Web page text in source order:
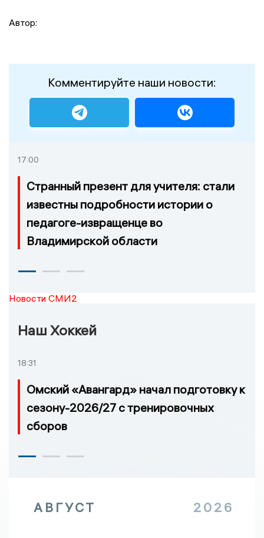
Автор:
Комментируйте наши новости:
17:00
Странный презент для учителя: стали
известны подробности истории о
педагоге-извращенце во
Владимирской области
Новости СМИ2
Наш Хоккей
18:31
Омский «Авангард» начал подготовку к
сезону-2026/27 с тренировочных
сборов
АВГУСТ 2026